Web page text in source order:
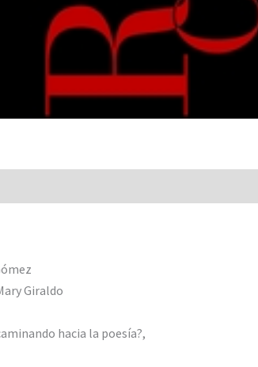
Giraldo
hacia la poesía?,